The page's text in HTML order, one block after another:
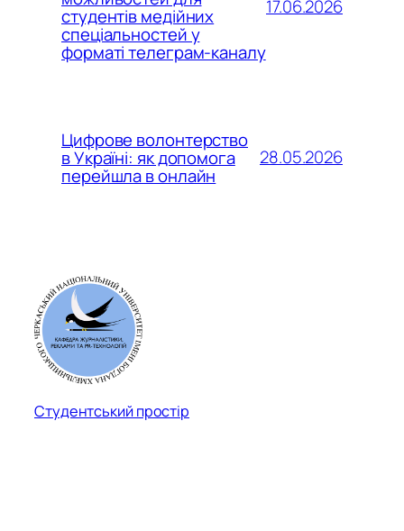
студентів медійних
спеціальностей у
форматі телеграм-каналу
17.06.2026
Цифрове волонтерство
в Україні: як допомога
перейшла в онлайн
28.05.2026
Студентський простір